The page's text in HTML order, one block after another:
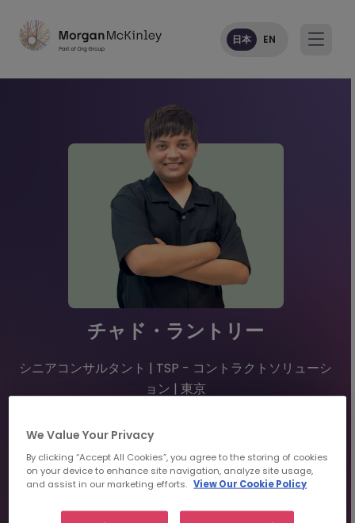
日本 EN
チャド・ラントリー
シニアコンサルタント | TSP - コントラクトソリューシ
ョン | 東京
+813 4550 6488
clangtry@morganmckinley.com
レジュメを送信
We Value Your Privacy
By clicking “Accept All Cookies”, you agree to the storing of cookies
on your device to enhance site navigation, analyze site usage,
and assist in our marketing efforts. View Our Cookie Policy